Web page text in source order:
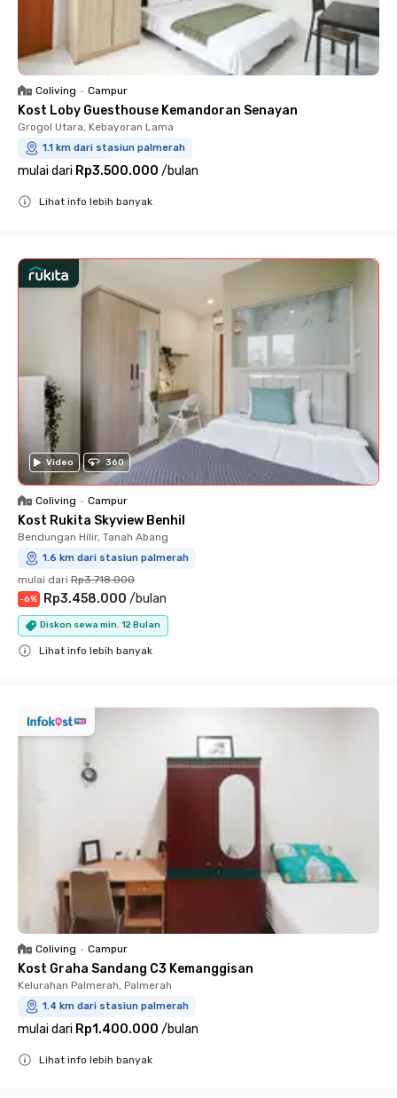
Coliving • Campur
Kost Loby Guesthouse Kemandoran Senayan
Grogol Utara, Kebayoran Lama
1.1 km dari stasiun palmerah
mulai dari Rp3.500.000 /bulan
Lihat info lebih banyak
Video 360
Coliving • Campur
Kost Rukita Skyview Benhil
Bendungan Hilir, Tanah Abang
1.6 km dari stasiun palmerah
mulai dari Rp3.718.000
-6% Rp3.458.000 /bulan
Diskon sewa min. 12 Bulan
Lihat info lebih banyak
Coliving • Campur
Kost Graha Sandang C3 Kemanggisan
Kelurahan Palmerah, Palmerah
1.4 km dari stasiun palmerah
mulai dari Rp1.400.000 /bulan
Lihat info lebih banyak